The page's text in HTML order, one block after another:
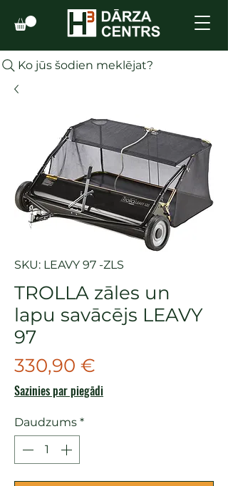
Ko jūs šodien meklējat?
SKU: LEAVY 97 -ZLS
TROLLA zāles un
lapu savācējs LEAVY
97
330,90 €
Sazinies par piegādi
Daudzums *